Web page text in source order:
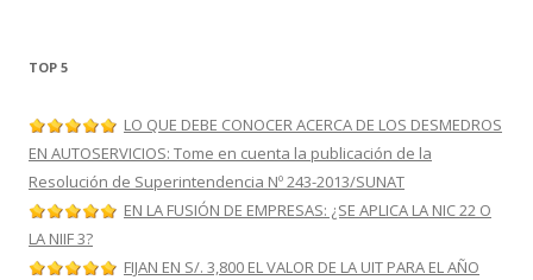
TOP 5
LO QUE DEBE CONOCER ACERCA DE LOS DESMEDROS
EN AUTOSERVICIOS: Tome en cuenta la publicación de la
Resolución de Superintendencia Nº 243-2013/SUNAT
EN LA FUSIÓN DE EMPRESAS: ¿SE APLICA LA NIC 22 O
LA NIIF 3?
FIJAN EN S/. 3,800 EL VALOR DE LA UIT PARA EL AÑO